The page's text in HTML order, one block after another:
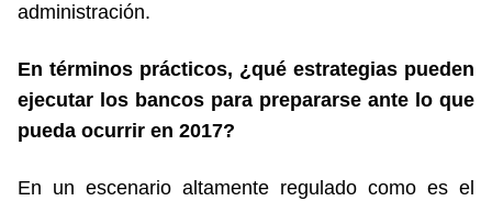
administración.
En términos prácticos, ¿qué estrategias pueden
ejecutar los bancos para prepararse ante lo que
pueda ocurrir en 2017?
En un escenario altamente regulado como es el